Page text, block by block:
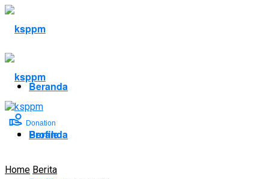
Beranda
Profile
Beranda
Donation
Home Berita